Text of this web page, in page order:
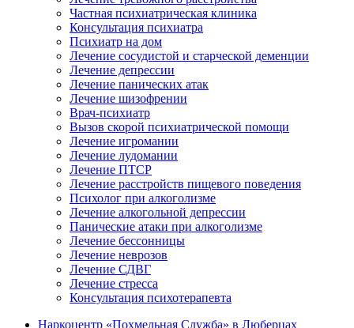
Частная психиатрическая клиника
Консультация психиатра
Психиатр на дом
Лечение сосудистой и старческой деменции
Лечение депрессии
Лечение панических атак
Лечение шизофрении
Врач-психиатр
Вызов скорой психиатрической помощи
Лечение игромании
Лечение лудомании
Лечение ПТСР
Лечение расстройств пищевого поведения
Психолог при алкоголизме
Лечение алкогольной депрессии
Панические атаки при алкоголизме
Лечение бессонницы
Лечение неврозов
Лечение СДВГ
Лечение стресса
Консультация психотерапевта
Наркоцентр «Похмельная Служба» в Люберцах